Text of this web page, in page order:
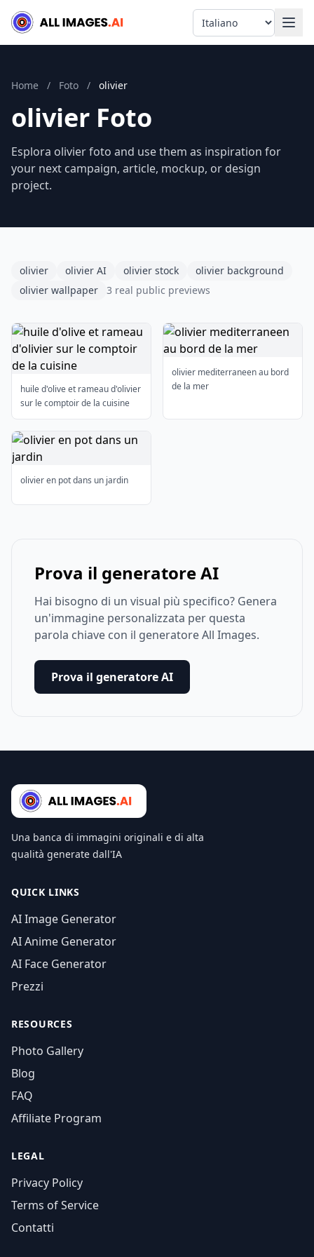
Language
Home / Foto / olivier
olivier Foto
Esplora olivier foto and use them as inspiration for
your next campaign, article, mockup, or design
project.
olivier olivier AI olivier stock
olivier background
olivier wallpaper
3 real public previews
huile d'olive et rameau d'olivier
sur le comptoir de la cuisine
olivier mediterraneen au bord
de la mer
olivier en pot dans un jardin
Prova il generatore AI
Hai bisogno di un visual più specifico? Genera
un'immagine personalizzata per questa
parola chiave con il generatore All Images.
Prova il generatore AI
Una banca di immagini originali e di alta
qualità generate dall'IA
QUICK LINKS
AI Image Generator
AI Anime Generator
AI Face Generator
Prezzi
RESOURCES
Photo Gallery
Blog
FAQ
Affiliate Program
LEGAL
Privacy Policy
Terms of Service
Contatti